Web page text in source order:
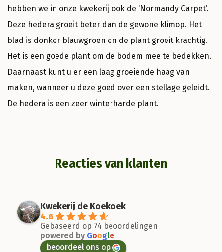
hebben we in onze kwekerij ook de ‘Normandy Carpet’.
Deze hedera groeit beter dan de gewone klimop. Het
blad is donker blauwgroen en de plant groeit krachtig.
Het is een goede plant om de bodem mee te bedekken.
Daarnaast kunt u er een laag groeiende haag van
maken, wanneer u deze goed over een stellage geleidt.
De hedera is een zeer winterharde plant.
Reacties van klanten
Kwekerij de Koekoek
4.6
Gebaseerd op 74 beoordelingen
powered by Google
beoordeel ons op